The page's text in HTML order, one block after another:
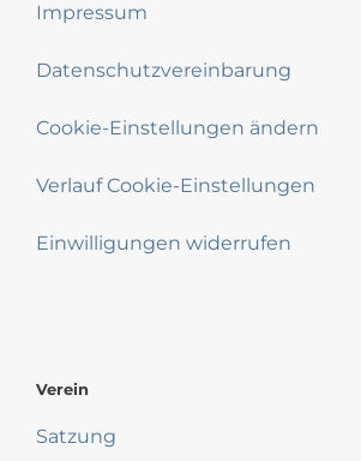
Impressum
Datenschutzvereinbarung
Cookie-Einstellungen ändern
Verlauf Cookie-Einstellungen
Einwilligungen widerrufen
Verein
Satzung